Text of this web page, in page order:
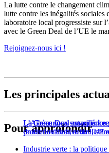
La lutte contre le changement
lutte contre les inégalités
laboratoire local progressiste sur
avec le Green Deal de l’UE le
Rejoignez-nous ici !
Les principales
La Grèce sous surveillance
œuvre la directive de l’UE
Le Green Deal est un
de l’innovation, selon le
L’Allemagne a manqué à
protection de la nature,
Pour approfondir
Industrie verte : la politique